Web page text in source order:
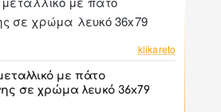
klikareto
με πάτο
σε χρώμα λευκό 36x79